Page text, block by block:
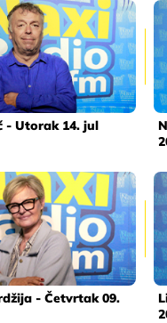
- Utorak 14. jul
- Četvrtak 09.